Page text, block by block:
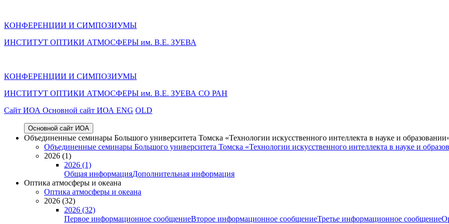
КОНФЕРЕНЦИИ И СИМПОЗИУМЫ
ИНСТИТУТ ОПТИКИ АТМОСФЕРЫ им. В.Е. ЗУЕВА
КОНФЕРЕНЦИИ И СИМПОЗИУМЫ
ИНСТИТУТ ОПТИКИ АТМОСФЕРЫ им. В.Е. ЗУЕВА СО РАН
Cайт ИОА Основной сайт ИОА ENG OLD
Основной сайт ИОА
Объединенные семинары Большого университета Томска «Технологии искусственного интеллекта в науке и
Объединенные семинары Большого университета Томска «Технологии искусственного интеллекта в науке и
2026 (1)
2026 (1)
Общая информацияДополнительная информация
Оптика атмосферы и океана
Оптика атмосферы и океана
2026 (32)
2026 (32)
Первое информационное сообщениеВторое информационное сообщениеТретье информационное сообщение